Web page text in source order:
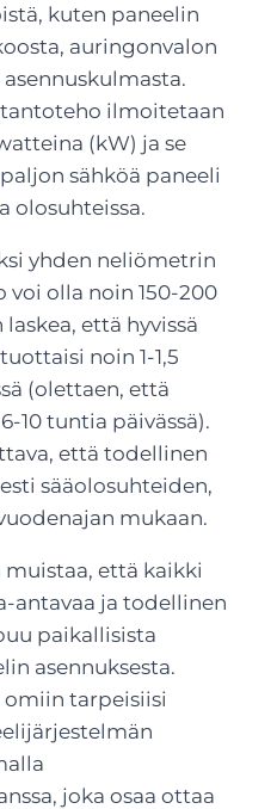
kuten paneelin
auringonvalon
ilmoitetaan
(kW) ja se
sähköä paneeli
olosuhteissa.
yhden neliömetrin
olla noin 150-200
että hyvissä
noin 1-1,5
(olettaen, että
10 tuntia päivässä).
että todellinen
sääolosuhteiden,
mukaan.
että kaikki
antavaa ja todellinen
paikallisista
asennuksesta.
omiin tarpeisiisi
joka osaa ottaa